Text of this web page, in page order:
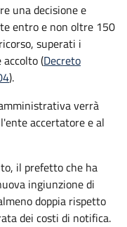
una decisione e
entro e non oltre 150
superati i
(Decreto
).
verrà
accertatore e al
il prefetto che ha
ingiunzione di
doppia rispetto
dei costi di notifica.